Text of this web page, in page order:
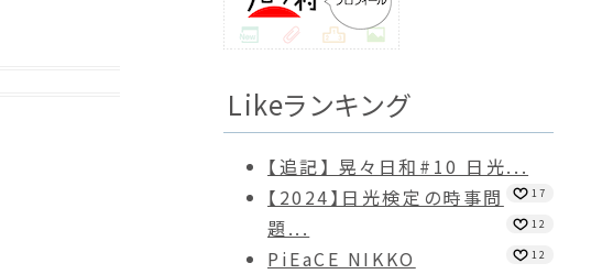
Likeランキング
【追記】 晃々日和#10 日光...
17
【2024】日光検定の時事問
題...
12
PiEaCE NIKKO 12